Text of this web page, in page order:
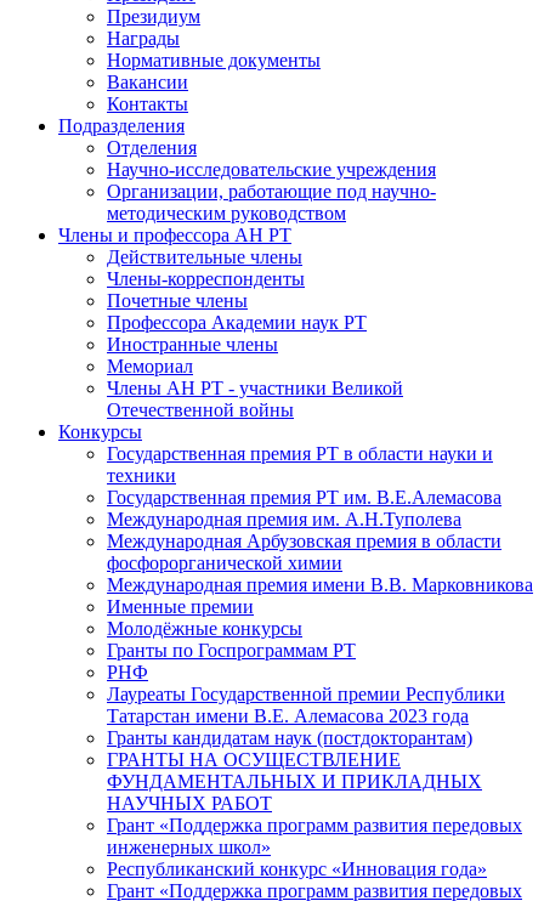
Президиум
Награды
Нормативные документы
Вакансии
Контакты
Подразделения
Отделения
Научно-исследовательские учреждения
Организации, работающие под научно-
методическим руководством
Члены и профессора АН РТ
Действительные члены
Члены-корреспонденты
Почетные члены
Профессора Академии наук РТ
Иностранные члены
Мемориал
Члены АН РТ - участники Великой
Отечественной войны
Конкурсы
Государственная премия РТ в области науки и
техники
Государственная премия РТ им. В.Е.Алемасова
Международная премия им. А.Н.Туполева
Международная Арбузовская премия в области
фосфорорганической химии
Международная премия имени В.В. Марковникова
Именные премии
Молодёжные конкурсы
Гранты по Госпрограммам РТ
РНФ
Лауреаты Государственной премии Республики
Татарстан имени В.Е. Алемасова 2023 года
Гранты кандидатам наук (постдокторантам)
ГРАНТЫ НА ОСУЩЕСТВЛЕНИЕ
ФУНДАМЕНТАЛЬНЫХ И ПРИКЛАДНЫХ
НАУЧНЫХ РАБОТ
Грант «Поддержка программ развития передовых
инженерных школ»
Республиканский конкурс «Инновация года»
Грант «Поддержка программ развития передовых